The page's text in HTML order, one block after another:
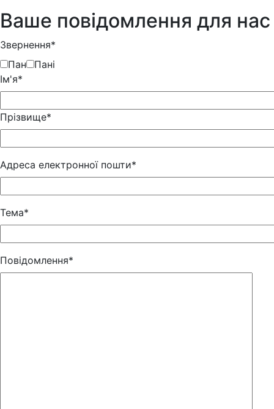
Ваше повідомлення для нас
Звернення*
Пан
Пані
Iм'я*
Прізвище*
Адреса електронної пошти*
Тема*
Повідомлення*